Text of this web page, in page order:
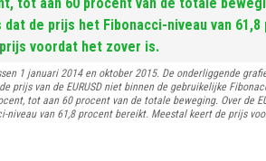
1 januari 2014 en oktober 2015. De onderliggende
van de EURUSD niet binnen de gebruikelijke
tot aan 60 procent van de totale beweging. Over de
van 61,8 procent bereikt. Meestal keert de prijs